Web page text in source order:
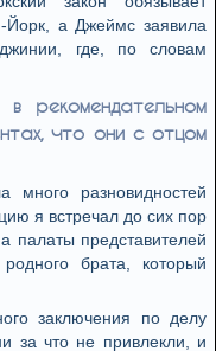
Йорк, а Джеймс заявила
где, по словам
в рекомендательном
что они с отцом
много разновидностей
я встречал до сих пор
палаты представителей
брата, который
заключения по делу
за что не привлекли, и